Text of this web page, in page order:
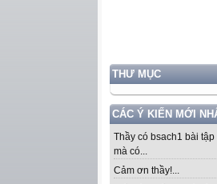
THƯ MỤC
CÁC Ý KIẾN MỚI
Thầy có bsach1 bài tập
mà có...
Cảm ơn thầy!...